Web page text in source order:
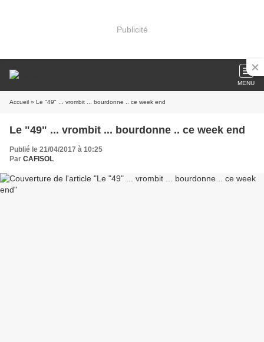
Publicité
MENU
Accueil » Le "49" ... vrombit ... bourdonne .. ce week end
Le "49" ... vrombit ... bourdonne .. ce week end
Publié le 21/04/2017 à 10:25
Par CAFISOL